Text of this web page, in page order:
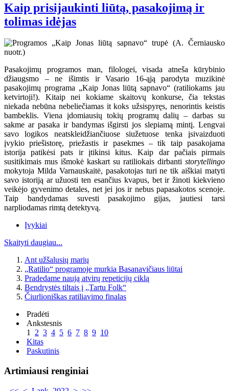
Kaip prisijaukinti liūtą, pasakojimą ir
tolimas idėjas
Pasakojimų programos man, filologei, visada atneša kūrybinio
džiaugsmo – ne išimtis ir Vasario 16-ąją parodyta muzikinė
pasakojimų programa „Kaip Jonas liūtą sapnavo“ (ratiliokams jau
ketvirtoji!). Kitaip nei kokiame skaitovų konkurse, čia tekstas
niekada nebūna nebeliečiamas it koks užsispyręs, nenorintis keistis
bambeklis. Viena įdomiausių tokių programų dalių – darbas su
sakme ar pasaka ir bandymas išgirsti jos slepiamą mintį. Lengvai
savo logikos neatskleidžiančiuose siužetuose tenka įsivaizduoti
įvykio priešistorę, priežastis ir pasekmes – tik taip pasakojama
istorija patikėsi pats ir įtikinsi kitus. Kaip dar pačiais pirmais
susitikimais mus išmokė kaskart su ratiliokais dirbanti storytellingo
mokytoja Milda Varnauskaitė, pasakotojas turi ne tik aiškiai matyti
savo istoriją ar užuosti ten esančius kvapus, bet ir žinoti kiekvieno
veikėjo gyvenimo detales, net jei jos ir nebus papasakotos scenoje.
Taip bandydamas suvesti pasakojimo gijas, jautiesi tarsi
narpliodamas rimtą detektyvą.
Įvykiai
Skaityti daugiau...
Ant užšalusių marių
„Ratilio“ programoje murkia Basanavičiaus liūtai
Pradedame naują atvirų repeticijų ciklą
Bendrystės tiltais į „Tartu Folk“
Čiurlioniškas ratiliavimo finalas
Pradėti
Ankstesnis
1 2 3 4 5 6 7 8 9 10
Kitas
Paskutinis
Artimiausi renginiai